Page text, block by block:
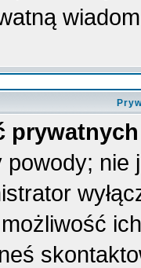
możliwość